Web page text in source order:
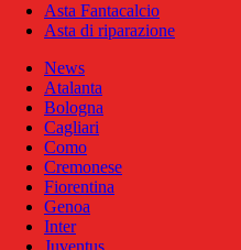
Asta Fantacalcio
Asta di riparazione
News
Atalanta
Bologna
Cagliari
Como
Cremonese
Fiorentina
Genoa
Inter
Juventus